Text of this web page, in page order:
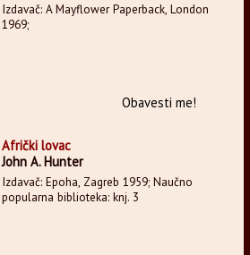
Izdavač: A Mayflower Paperback, London
1969;
Obavesti me!
Afrički lovac
John A. Hunter
Izdavač: Epoha, Zagreb 1959; Naučno
popularna biblioteka: knj. 3